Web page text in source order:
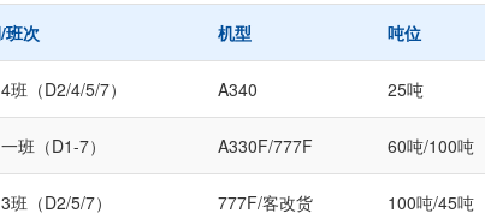
班次 机型 吨位
班（D2/4/5/7） A340 25吨
班（D1-7） A330F/777F 60吨/100吨
班（D2/5/7） 777F/客改货 100吨/45吨